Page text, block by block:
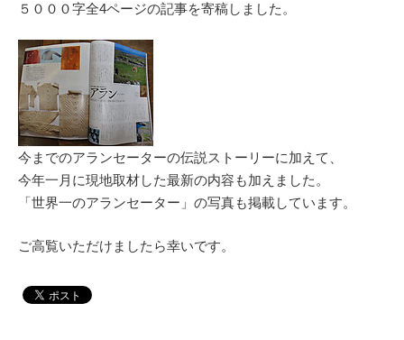
５０００字全4ページの記事を寄稿しました。
今までのアランセーターの伝説ストーリーに加えて、
今年一月に現地取材した最新の内容も加えました。
「世界一のアランセーター」の写真も掲載しています。
ご高覧いただけましたら幸いです。